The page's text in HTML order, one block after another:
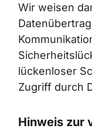
Wir weisen
lückenloser
Zugriff durch
Hinweis zur